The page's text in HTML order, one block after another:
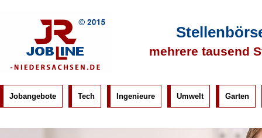
mehrere tausend
Jobangebote Tech Ingenieure Umwelt Garten